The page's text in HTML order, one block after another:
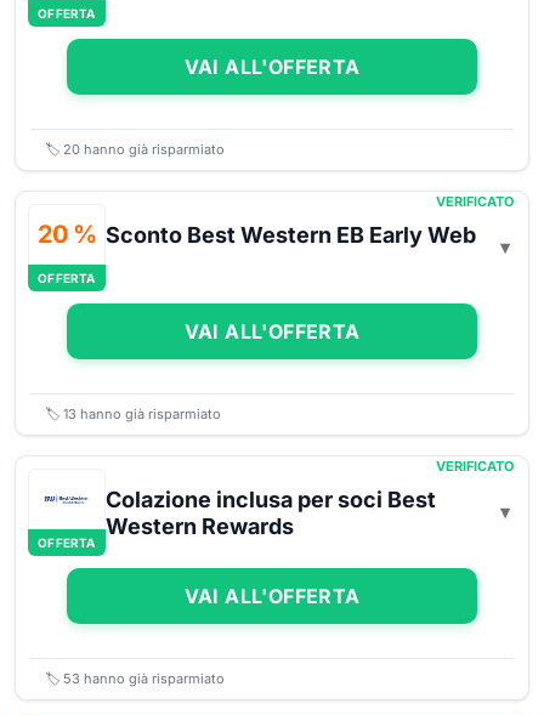
OFFERTA
VAI ALL'OFFERTA
🏷️ 20 hanno già risparmiato
20 %
OFFERTA
VERIFICATO
Sconto Best Western EB Early Web
VAI ALL'OFFERTA
🏷️ 13 hanno già risparmiato
OFFERTA
VERIFICATO
Colazione inclusa per soci Best
Western Rewards
VAI ALL'OFFERTA
🏷️ 53 hanno già risparmiato